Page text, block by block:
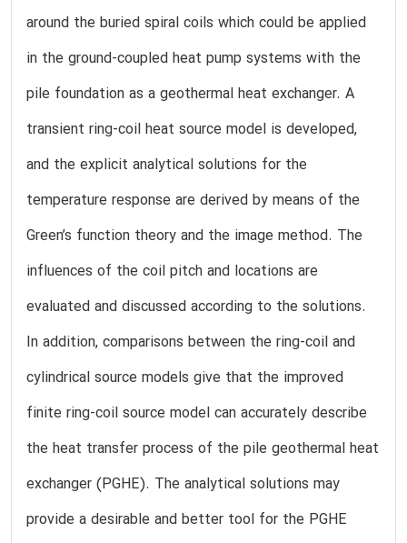
around the buried spiral coils which could be applied
in the ground-coupled heat pump systems with the
pile foundation as a geothermal heat exchanger. A
transient ring-coil heat source model is developed,
and the explicit analytical solutions for the
temperature response are derived by means of the
Green’s function theory and the image method. The
influences of the coil pitch and locations are
evaluated and discussed according to the solutions.
In addition, comparisons between the ring-coil and
cylindrical source models give that the improved
finite ring-coil source model can accurately describe
the heat transfer process of the pile geothermal heat
exchanger (PGHE). The analytical solutions may
provide a desirable and better tool for the PGHE